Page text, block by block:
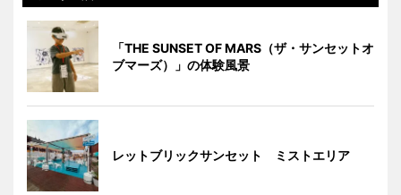
「THE SUNSET OF MARS（ザ・サンセットオ
ブマーズ）」の体験風景
レットブリックサンセット ミストエリア